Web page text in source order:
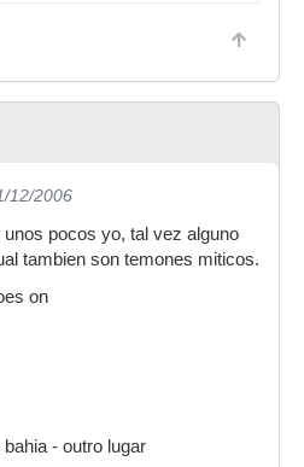
12/2006
pocos yo, tal vez alguno
tambien son temones miticos.
on
- outro lugar